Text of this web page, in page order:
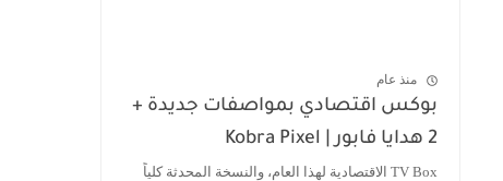
منذ عام
بوكس اقتصادي بمواصفات جديدة +
2 هدايا فابور | Kobra Pixel
TV Box الاقتصادية لهذا العام، والنسخة المحدثة كلياً